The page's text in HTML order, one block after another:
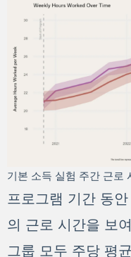
기본 소득 실험 주간 근로
프로그램 기간 동
의 근로 시간을 보
그룹 모두 주당 평